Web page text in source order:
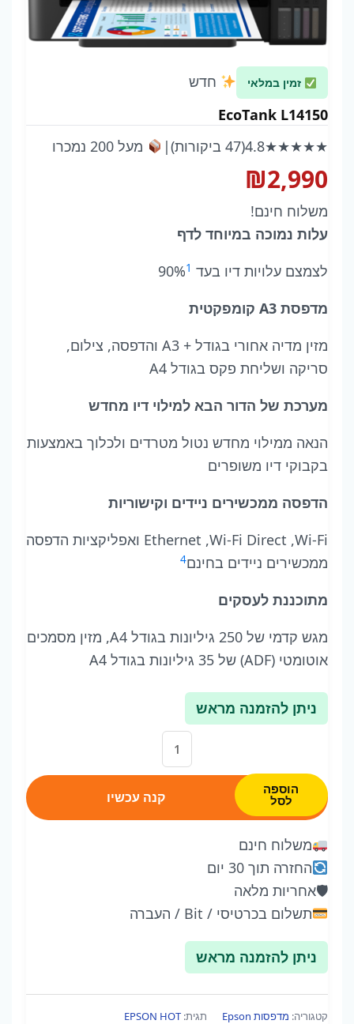
זמין במלאי
חדש
EcoTank L14150
★★★★★
4.8(47 ביקורות) | מעל 200 נמכרו
₪2,990
משלוח חינם!
עלות נמוכה במיוחד לדף
לצמצם עלויות דיו בעד 90% 1
מדפסת A3 קומפקטית
מזין מדיה אחורי בגודל A3 +‎ והדפסה, צילום,
סריקה ושליחת פקס בגודל A4
מערכת של הדור הבא למילוי דיו מחדש
הנאה ממילוי מחדש נטול מטרדים ולכלוך באמצעות
בקבוקי דיו משופרים
הדפסה ממכשירים ניידים וקישוריות
Wi-Fi, ‏Wi-Fi Direct, ‏Ethernet ואפליקציות הדפסה
ממכשירים ניידים בחינם4
מתוכננת לעסקים
מגש קדמי של 250 גיליונות בגודל A4, מזין מסמכים
אוטומטי (ADF) של 35 גיליונות בגודל A4
ניתן להזמנה מראש
כמות
של
L14150
הוספה
לסל קנה עכשיו
משלוח חינם
החזרה תוך 30 יום
🛡אחריות מלאה
תשלום בכרטיסי / Bit / העברה
ניתן להזמנה מראש
קטגוריה: מדפסות Epson תגית: EPSON HOT